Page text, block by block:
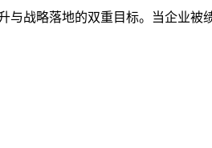
战略落地的双重目标。当企业被